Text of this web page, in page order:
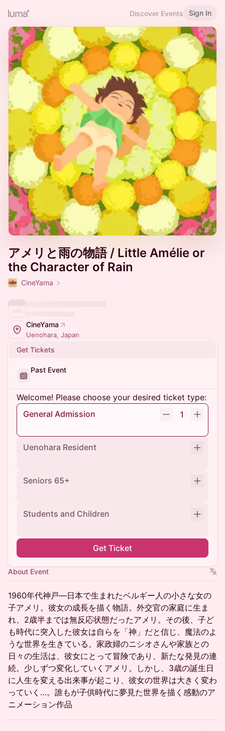
Discover Events Sign In
アメリと雨の物語 / Little Amélie or
the Character of Rain
CineYama
CineYama
Uenohara, Japan
Get Tickets
Past Event
Welcome! Please choose your desired ticket type:
General Admission
1
Uenohara Resident
Seniors 65+
Students and Children
Get Ticket
About Event
1960年代神戸—日本で生まれたベルギー人の小さな女の
子アメリ。彼女の成長を描く物語。外交官の家庭に生ま
れ、2歳半までは無反応状態だったアメリ。その後、子ど
も時代に突入した彼女は自らを「神」だと信じ、魔法のよ
うな世界を生きている。家政婦のニシオさんや家族との
日々の生活は、彼女にとって冒険であり、新たな発見の連
続。少しずつ変化していくアメリ。しかし、3歳の誕生日
に人生を変える出来事が起こり、彼女の世界は大きく変わ
っていく…。誰もが子供時代に夢見た世界を描く感動のア
ニメーション作品